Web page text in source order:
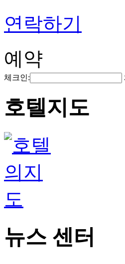
연락하기
예약
체크인:
호텔지도
뉴스 센터